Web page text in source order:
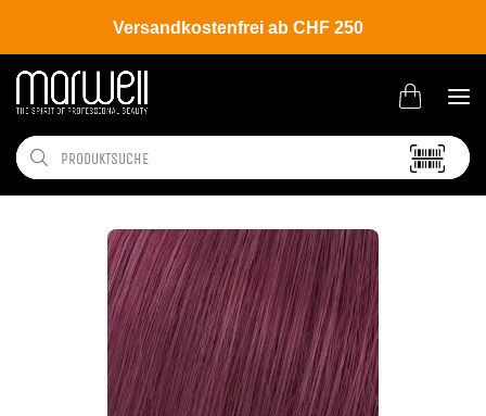
Versandkostenfrei ab CHF 250
Shop Brands Wella